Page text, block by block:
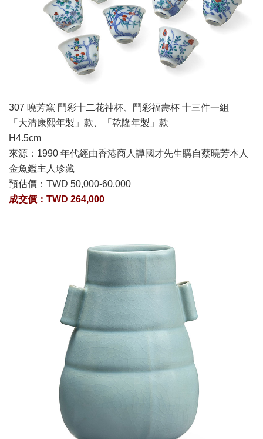
307 曉芳窯 鬥彩十二花神杯、鬥彩福壽杯 十三件一組
「大清康熙年製」款、「乾隆年製」款
H4.5cm
來源：1990 年代經由香港商人譚國才先生購自蔡曉芳本人
金魚鑑主人珍藏
預估價： TWD 50,000-60,000
成交價：TWD 264,000